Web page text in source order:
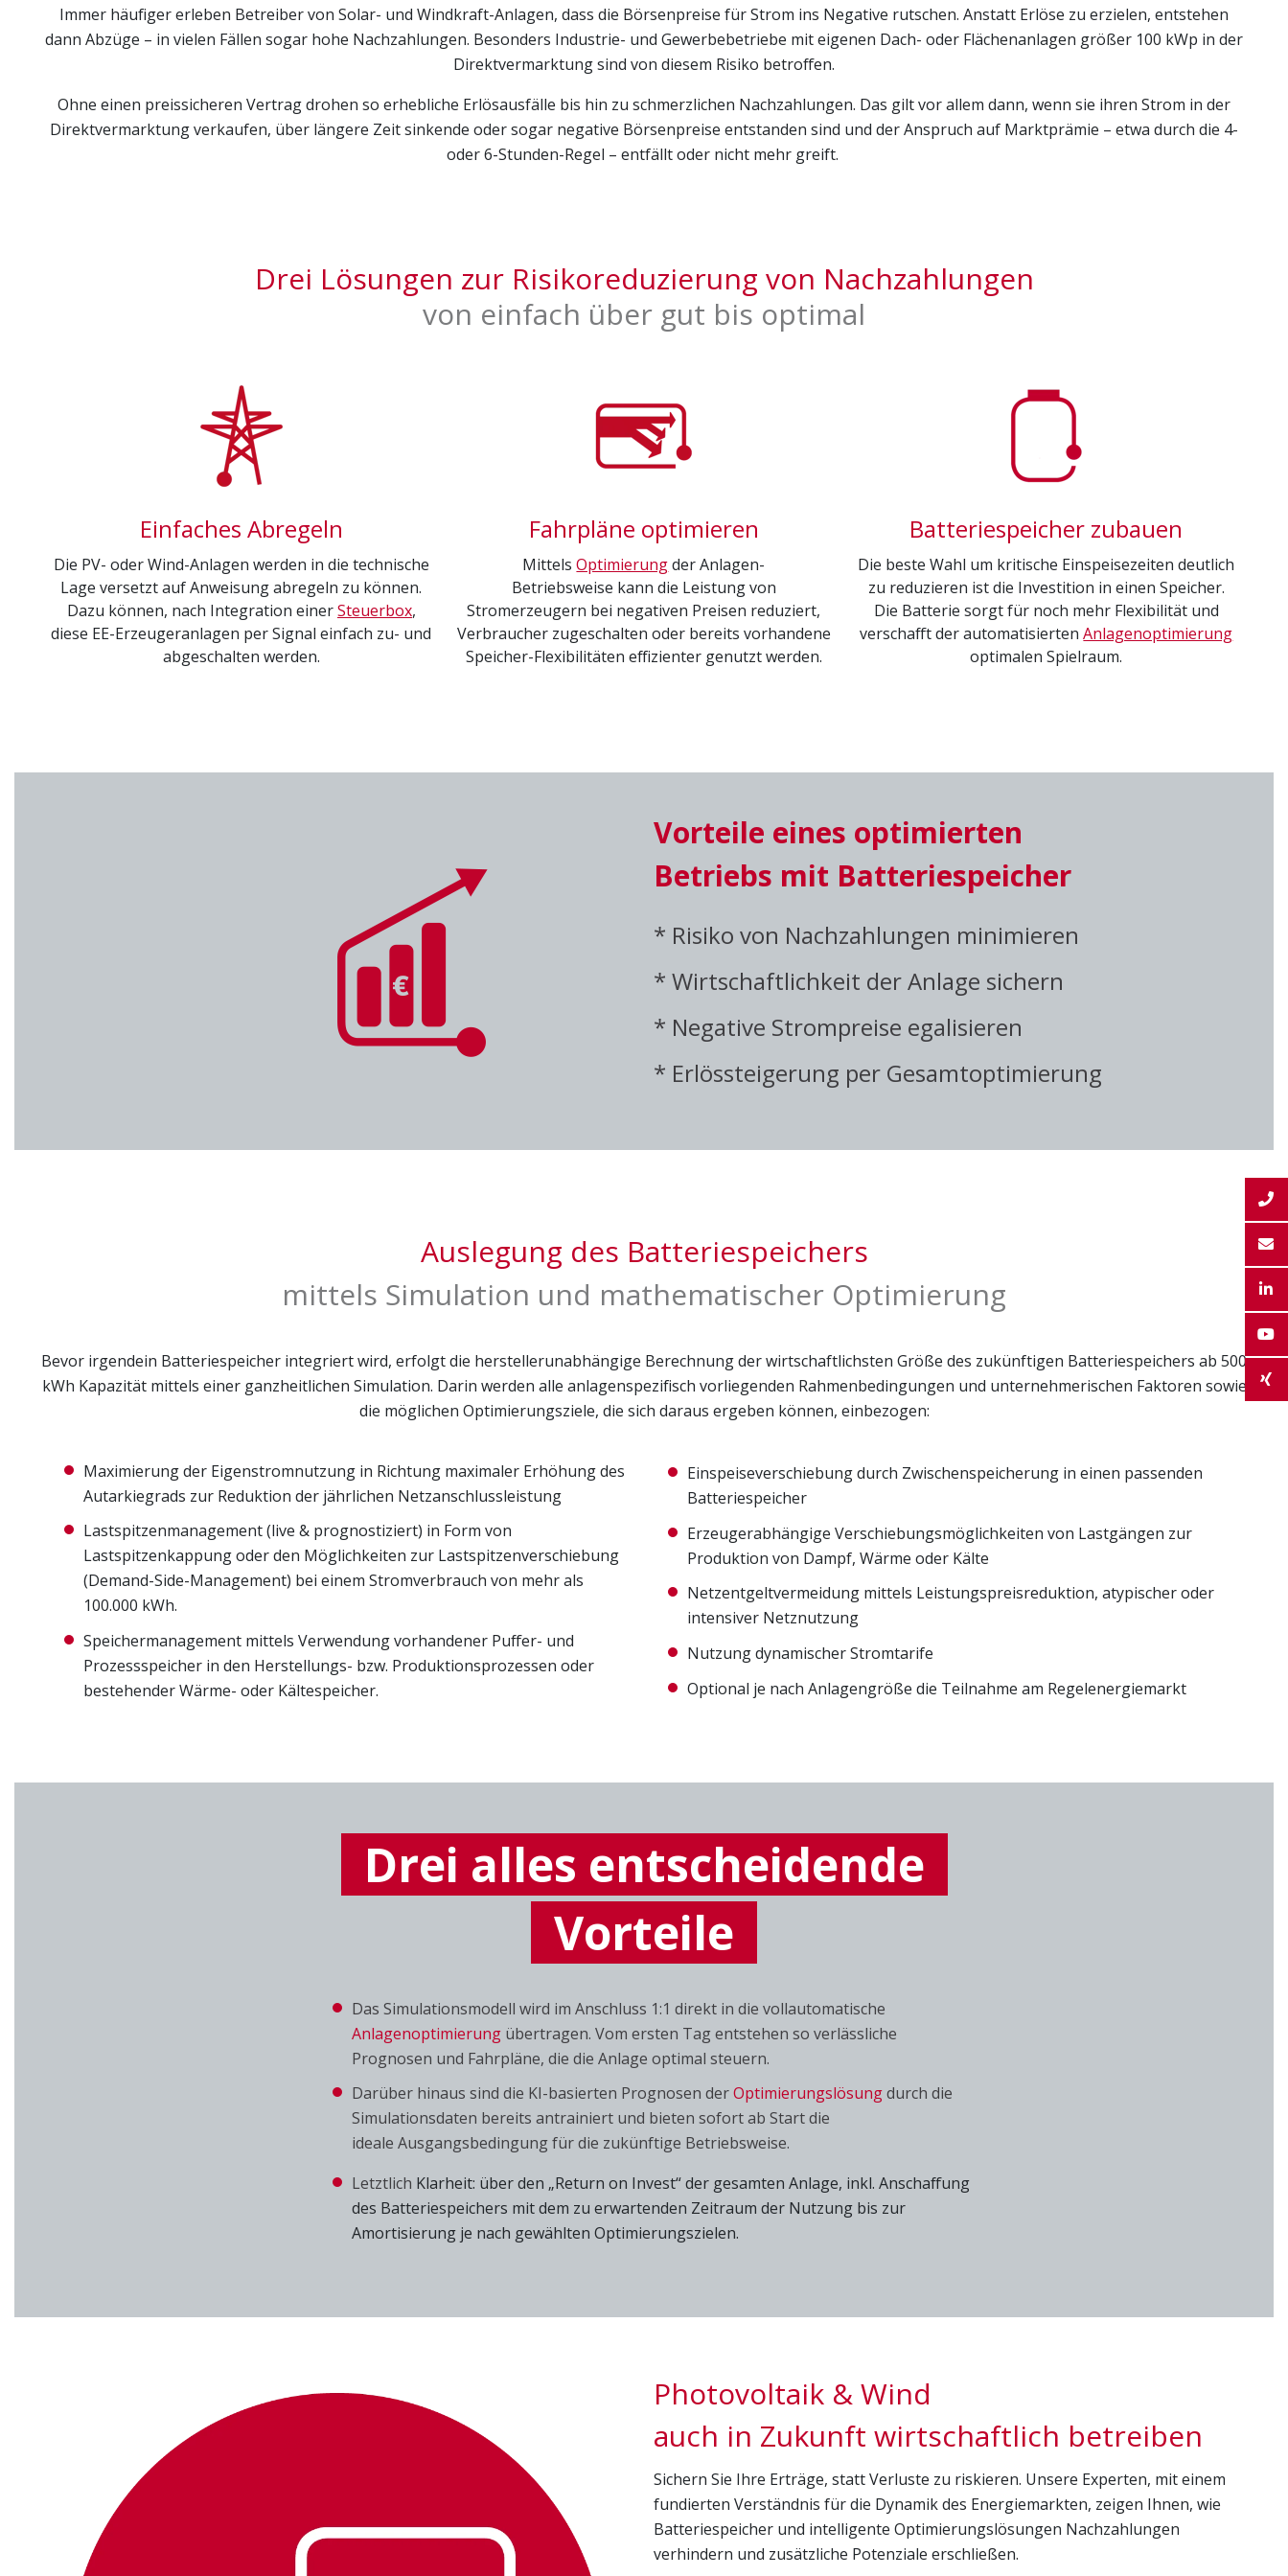
Immer häufiger erleben Betreiber von Solar- und Windkraft-Anlagen, dass die Börsenpreise für Strom ins Negative rutschen. Anstatt Erlöse zu erzielen, entstehen
dann Abzüge – in vielen Fällen sogar hohe Nachzahlungen. Besonders Industrie- und Gewerbebetriebe mit eigenen Dach- oder Flächenanlagen größer 100 kWp in der
Direktvermarktung sind von diesem Risiko betroffen.
Ohne einen preissicheren Vertrag drohen so erhebliche Erlösausfälle bis hin zu schmerzlichen Nachzahlungen. Das gilt vor allem dann, wenn sie ihren Strom in der
Direktvermarktung verkaufen, über längere Zeit sinkende oder sogar negative Börsenpreise entstanden sind und der Anspruch auf Marktprämie – etwa durch die 4-
oder 6-Stunden-Regel – entfällt oder nicht mehr greift.
Drei Lösungen zur Risikoreduzierung von Nachzahlungen
von einfach über gut bis optimal
Einfaches Abregeln
Die PV- oder Wind-Anlagen werden in die technische
Lage versetzt auf Anweisung abregeln zu können.
Dazu können, nach Integration einerSteuerbox,
diese EE-Erzeugeranlagen per Signaleinfach zu- und
abgeschalten werden.
Fahrpläne optimieren
MittelsOptimierungder Anlagen-
Betriebsweise kann die Leistung von
Stromerzeugern bei negativen Preisen reduziert,
Verbraucher zugeschalten oder bereits vorhandene
Speicher-Flexibilitäten effizienter genutzt werden.
Batteriespeicher zubauen
Die beste Wahl um kritische Einspeisezeiten deutlich
zu reduzieren ist die Investition in einen Speicher.
Die Batterie sorgt für noch mehr Flexibilität und
verschafft der automatisiertenAnlagenoptimierung
optimalen Spielraum.
Vorteile eines optimierten
Betriebs mit Batteriespeicher
* Risiko von Nachzahlungen minimieren
* Wirtschaftlichkeit der Anlage sichern
* Negative Strompreise egalisieren
* Erlössteigerung per Gesamtoptimierung
Auslegung des Batteriespeichers
mittels Simulation und mathematischer Optimierung
Bevor irgendein Batteriespeicher integriert wird, erfolgt die herstellerunabhängige Berechnung der wirtschaftlichsten Größe des zukünftigen Batteriespeichers ab 500
kWh Kapazität mittels einer ganzheitlichen Simulation. Darin werden alle anlagenspezifisch vorliegenden Rahmenbedingungen und unternehmerischen Faktoren sowie
die möglichen Optimierungsziele, die sich daraus ergeben können, einbezogen:
Maximierung der Eigenstromnutzung in Richtung maximaler Erhöhung des
Autarkiegrads zur Reduktion der jährlichen Netzanschlussleistung
Lastspitzenmanagement (live & prognostiziert) in Form von
Lastspitzenkappung oder den Möglichkeiten zur Lastspitzenverschiebung
(Demand-Side-Management) bei einem Stromverbrauch von mehr als
100.000 kWh.
Speichermanagement mittels Verwendung vorhandener Puffer- und
Prozessspeicher in den Herstellungs- bzw. Produktionsprozessen oder
bestehender Wärme- oder Kältespeicher.
Einspeiseverschiebung durch Zwischenspeicherung in einen passenden
Batteriespeicher
Erzeugerabhängige Verschiebungsmöglichkeiten von Lastgängen zur
Produktion von Dampf, Wärme oder Kälte
Netzentgeltvermeidung mittels Leistungspreisreduktion, atypischer oder
intensiver Netznutzung
Nutzung dynamischer Stromtarife
Optional je nach Anlagengröße die Teilnahme am Regelenergiemarkt
Drei alles entscheidende
Vorteile
Das Simulationsmodell wird im Anschluss 1:1 direkt in die vollautomatische
Anlagenoptimierung übertragen. Vom ersten Tag entstehen so verlässliche
Prognosen und Fahrpläne, die die Anlage optimal steuern.
Darüber hinaus sind die KI-basierten Prognosen derOptimierungslösungdurch die
Simulationsdaten bereits antrainiert und bieten sofort ab Start die
ideale Ausgangsbedingung für die zukünftige Betriebsweise.
Letztlich Klarheit: über den „Return on Invest“ der gesamten Anlage, inkl. Anschaffung
des Batteriespeichers mit dem zu erwartenden Zeitraum der Nutzung bis zur
Amortisierung je nach gewählten Optimierungszielen.
Photovoltaik & Wind
auch in Zukunft wirtschaftlich betreiben
Sichern Sie Ihre Erträge, statt Verluste zu riskieren. Unsere Experten, mit einem
fundierten Verständnis für die Dynamik des Energiemarkten, zeigen Ihnen, wie
Batteriespeicher und intelligente Optimierungslösungen Nachzahlungen
verhindern und zusätzliche Potenziale erschließen.
Statistik Cookies erfassen Informationen anonym. Diese Informationen helfen uns, zu verstehen, wie unsere
Besucher unsere Website nutzen.
Erhebung von Statistiken zur Webseiten-Nutzung
Marketing Cookies werden von Drittanbietern verwendet, um personalisierte Werbung anzuzeigen. Sie tun
dies, indem sie Besucher über Websites hinweg verfolgen.
hubspotutk
HubSpot, Inc. 25 First Street , 2nd Floor, Cambridge MA 02141 US
Zweck: Marketing
Cookie Laufzeit: 13 Monate
Abspielen von Video Inhalten